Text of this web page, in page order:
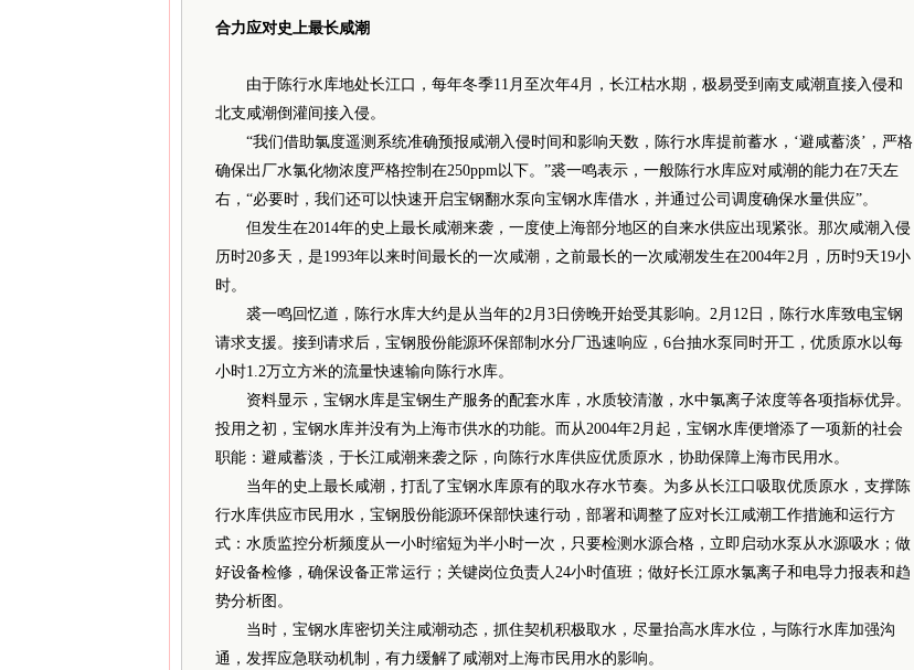
合力应对史上最长咸潮
由于陈行水库地处长江口，每年冬季11月至次年4月，长江枯水期，极易受到南支咸潮直接入侵和
北支咸潮倒灌间接入侵。
“我们借助氯度遥测系统准确预报咸潮入侵时间和影响天数，陈行水库提前蓄水，‘避咸蓄淡’，严格
确保出厂水氯化物浓度严格控制在250ppm以下。”裘一鸣表示，一般陈行水库应对咸潮的能力在7天左
右，“必要时，我们还可以快速开启宝钢翻水泵向宝钢水库借水，并通过公司调度确保水量供应”。
但发生在2014年的史上最长咸潮来袭，一度使上海部分地区的自来水供应出现紧张。那次咸潮入侵
历时20多天，是1993年以来时间最长的一次咸潮，之前最长的一次咸潮发生在2004年2月，历时9天19小
时。
裘一鸣回忆道，陈行水库大约是从当年的2月3日傍晚开始受其影响。2月12日，陈行水库致电宝钢
请求支援。接到请求后，宝钢股份能源环保部制水分厂迅速响应，6台抽水泵同时开工，优质原水以每
小时1.2万立方米的流量快速输向陈行水库。
资料显示，宝钢水库是宝钢生产服务的配套水库，水质较清澈，水中氯离子浓度等各项指标优异。
投用之初，宝钢水库并没有为上海市供水的功能。而从2004年2月起，宝钢水库便增添了一项新的社会
职能：避咸蓄淡，于长江咸潮来袭之际，向陈行水库供应优质原水，协助保障上海市民用水。
当年的史上最长咸潮，打乱了宝钢水库原有的取水存水节奏。为多从长江口吸取优质原水，支撑陈
行水库供应市民用水，宝钢股份能源环保部快速行动，部署和调整了应对长江咸潮工作措施和运行方
式：水质监控分析频度从一小时缩短为半小时一次，只要检测水源合格，立即启动水泵从水源吸水；做
好设备检修，确保设备正常运行；关键岗位负责人24小时值班；做好长江原水氯离子和电导力报表和趋
势分析图。
当时，宝钢水库密切关注咸潮动态，抓住契机积极取水，尽量抬高水库水位，与陈行水库加强沟
通，发挥应急联动机制，有力缓解了咸潮对上海市民用水的影响。